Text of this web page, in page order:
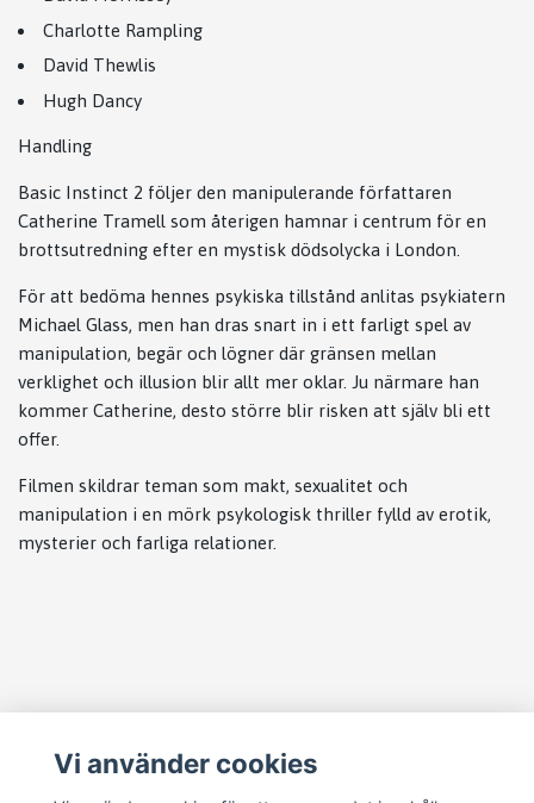
Charlotte Rampling
David Thewlis
Hugh Dancy
Handling
Basic Instinct 2 följer den manipulerande författaren
Catherine Tramell som återigen hamnar i centrum för en
brottsutredning efter en mystisk dödsolycka i London.
För att bedöma hennes psykiska tillstånd anlitas psykiatern
Michael Glass, men han dras snart in i ett farligt spel av
manipulation, begär och lögner där gränsen mellan
verklighet och illusion blir allt mer oklar. Ju närmare han
kommer Catherine, desto större blir risken att själv bli ett
offer.
Filmen skildrar teman som makt, sexualitet och
manipulation i en mörk psykologisk thriller fylld av erotik,
mysterier och farliga relationer.
Köpvillkor
Vi använder cookies